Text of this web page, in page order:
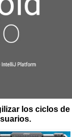
los ciclos de